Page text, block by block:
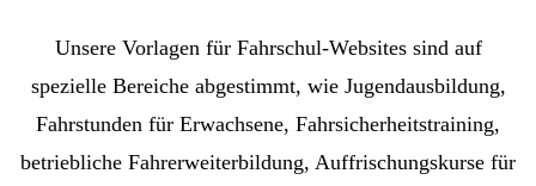
Unsere Vorlagen für Fahrschul-Websites sind auf
spezielle Bereiche abgestimmt, wie Jugendausbildung,
Fahrstunden für Erwachsene, Fahrsicherheitstraining,
betriebliche Fahrerweiterbildung, Auffrischungskurse für